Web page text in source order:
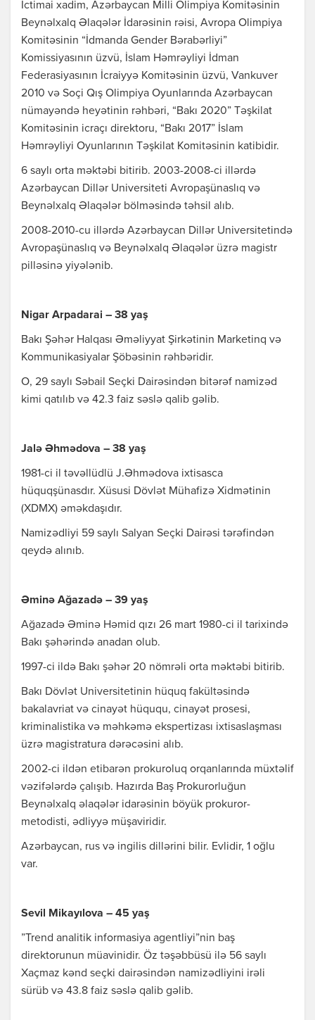
İctimai xadim, Azərbaycan Milli Olimpiya Komitəsinin
Beynəlxalq Əlaqələr İdarəsinin rəisi, Avropa Olimpiya
Komitəsinin “İdmanda Gender Bərabərliyi”
Komissiyasının üzvü, İslam Həmrəyliyi İdman
Federasiyasının İcraiyyə Komitəsinin üzvü, Vankuver
2010 və Soçi Qış Olimpiya Oyunlarında Azərbaycan
nümayəndə heyətinin rəhbəri, “Bakı 2020” Təşkilat
Komitəsinin icraçı direktoru, “Bakı 2017” İslam
Həmrəyliyi Oyunlarının Təşkilat Komitəsinin katibidir.
6 saylı orta məktəbi bitirib. 2003-2008-ci illərdə
Azərbaycan Dillər Universiteti Avropaşünaslıq və
Beynəlxalq Əlaqələr bölməsində təhsil alıb.
2008-2010-cu illərdə Azərbaycan Dillər Universitetində
Avropaşünaslıq və Beynəlxalq Əlaqələr üzrə magistr
pilləsinə yiyələnib.
Nigar Arpadarai – 38 yaş
Bakı Şəhər Halqası Əməliyyat Şirkətinin Marketinq və
Kommunikasiyalar Şöbəsinin rəhbəridir.
O, 29 saylı Səbail Seçki Dairəsindən bitərəf namizəd
kimi qatılıb və 42.3 faiz səslə qalib gəlib.
Jalə Əhmədova – 38 yaş
1981-ci il təvəllüdlü J.Əhmədova ixtisasca
hüquqşünasdır. Xüsusi Dövlət Mühafizə Xidmətinin
(XDMX) əməkdaşıdır.
Namizədliyi 59 saylı Salyan Seçki Dairəsi tərəfindən
qeydə alınıb.
Əminə Ağazadə – 39 yaş
Ağazadə Əminə Həmid qızı 26 mart 1980-ci il tarixində
Bakı şəhərində anadan olub.
1997-ci ildə Bakı şəhər 20 nömrəli orta məktəbi bitirib.
Bakı Dövlət Universitetinin hüquq fakültəsində
bakalavriat və cinayət hüququ, cinayət prosesi,
kriminalistika və məhkəmə ekspertizası ixtisaslaşması
üzrə magistratura dərəcəsini alıb.
2002-ci ildən etibarən prokuroluq orqanlarında müxtəlif
vəzifələrdə çalışıb. Hazırda Baş Prokurorluğun
Beynəlxalq əlaqələr idarəsinin böyük prokuror-
metodisti, ədliyyə müşaviridir.
Azərbaycan, rus və ingilis dillərini bilir. Evlidir, 1 oğlu
var.
Sevil Mikayılova – 45 yaş
”Trend analitik informasiya agentliyi”nin baş
direktorunun müavinidir. Öz təşəbbüsü ilə 56 saylı
Xaçmaz kənd seçki dairəsindən namizədliyini irəli
sürüb və 43.8 faiz səslə qalib gəlib.